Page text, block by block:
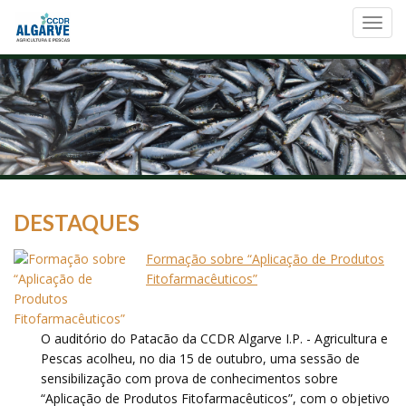
DESTAQUES
Formação sobre “Aplicação de Produtos
Fitofarmacêuticos”
O auditório do Patacão da CCDR Algarve I.P. - Agricultura e
Pescas acolheu, no dia 15 de outubro, uma sessão de
sensibilização com prova de conhecimentos sobre
“Aplicação de Produtos Fitofarmacêuticos”, com o objetivo